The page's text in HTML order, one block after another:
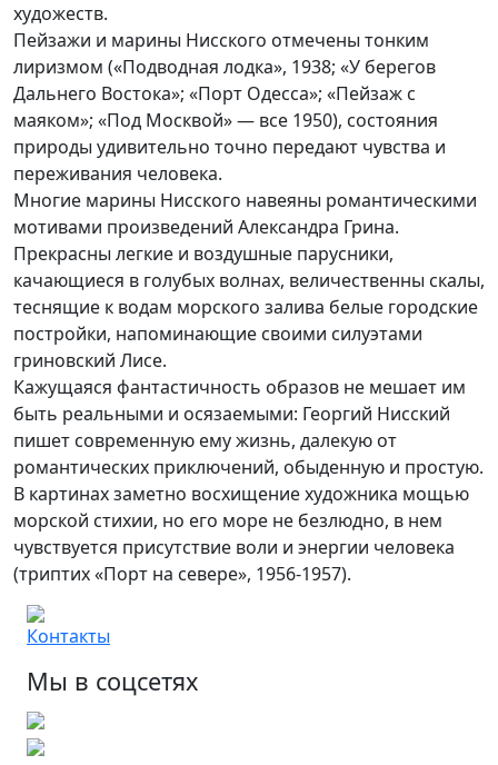
художеств.
Пейзажи и марины Нисского отмечены тонким
лиризмом («Подводная лодка», 1938; «У берегов
Дальнего Востока»; «Порт Одесса»; «Пейзаж с
маяком»; «Под Москвой» — все 1950), состояния
природы удивительно точно передают чувства и
переживания человека.
Многие марины Нисского навеяны романтическими
мотивами произведений Александра Грина.
Прекрасны легкие и воздушные парусники,
качающиеся в голубых волнах, величественны скалы,
теснящие к водам морского залива белые городские
постройки, напоминающие своими силуэтами
гриновский Лисе.
Кажущаяся фантастичность образов не мешает им
быть реальными и осязаемыми: Георгий Нисский
пишет современную ему жизнь, далекую от
романтических приключений, обыденную и простую.
В картинах заметно восхищение художника мощью
морской стихии, но его море не безлюдно, в нем
чувствуется присутствие воли и энергии человека
(триптих «Порт на севере», 1956-1957).
Контакты
Мы в соцсетях